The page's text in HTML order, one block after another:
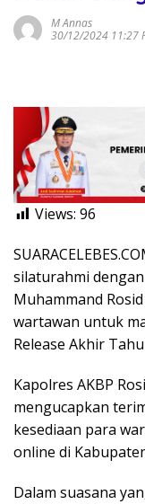
M Annas
30/12/2024 11:27
Views: 96
silaturahmi dengan
Muhammand
wartawan untuk
Release Akhir
Kapolres AKBP
mengucapkan
kesediaan para
online di
Dalam suasana